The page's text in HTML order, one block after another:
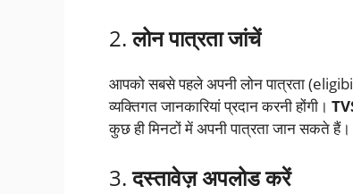
2.लोन पात्रता जांचें
आपको सबसे पहले अपनी लोन पात्रता
व्यक्तिगत जानकारियां प्रदान करनी होंगी।
कुछ ही मिनटों में अपनी पात्रता जान सकते हैं।
3.दस्तावेज़ अपलोड करें